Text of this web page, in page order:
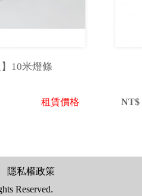
】10米燈條
租賃價格 NT$
隱私權政策
Reserved.